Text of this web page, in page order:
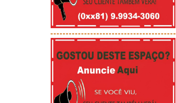
-----------------------------------------